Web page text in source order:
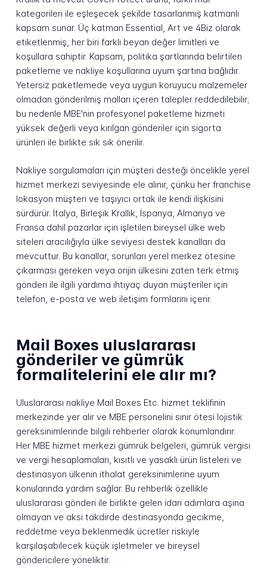
kategorileri ile eşleşecek şekilde tasarlanmış katmanlı
kapsam sunar. Üç katman Essential, Art ve 4Biz olarak
etiketlenmiş, her biri farklı beyan değer limitleri ve
koşullara sahiptir. Kapsam, politika şartlarında belirtilen
paketleme ve nakliye koşullarına uyum şartına bağlıdır.
Yetersiz paketlemede veya uygun koruyucu malzemeler
olmadan gönderilmiş malları içeren talepler reddedilebilir;
bu nedenle MBE'nin profesyonel paketleme hizmeti
yüksek değerli veya kırılgan gönderiler için sigorta
ürünleri ile birlikte sık sık önerilir.
Nakliye sorgulamaları için müşteri desteği öncelikle yerel
hizmet merkezi seviyesinde ele alınır, çünkü her franchise
lokasyon müşteri ve taşıyıcı ortak ile kendi ilişkisini
sürdürür. İtalya, Birleşik Krallık, İspanya, Almanya ve
Fransa dahil pazarlar için işletilen bireysel ülke web
siteleri aracılığıyla ülke seviyesi destek kanalları da
mevcuttur. Bu kanallar, sorunları yerel merkez ötesine
çıkarması gereken veya orijin ülkesini zaten terk etmiş
gönderi ile ilgili yardıma ihtiyaç duyan müşteriler için
telefon, e-posta ve web iletişim formlarını içerir.
Mail Boxes uluslararası
gönderiler ve gümrük
formalitelerini ele alır mı?
Uluslararası nakliye Mail Boxes Etc. hizmet teklifinin
merkezinde yer alır ve MBE personelini sınır ötesi lojistik
gereksinimlerinde bilgili rehberler olarak konumlandırır.
Her MBE hizmet merkezi gümrük belgeleri, gümrük vergisi
ve vergi hesaplamaları, kısıtlı ve yasaklı ürün listeleri ve
destinasyon ülkenin ithalat gereksinimlerine uyum
konularında yardım sağlar. Bu rehberlik özellikle
uluslararası gönderi ile birlikte gelen idari adımlara aşina
olmayan ve aksi takdirde destinasyonda gecikme,
reddetme veya beklenmedik ücretler riskiyle
karşılaşabilecek küçük işletmeler ve bireysel
göndericilere yöneliktir.